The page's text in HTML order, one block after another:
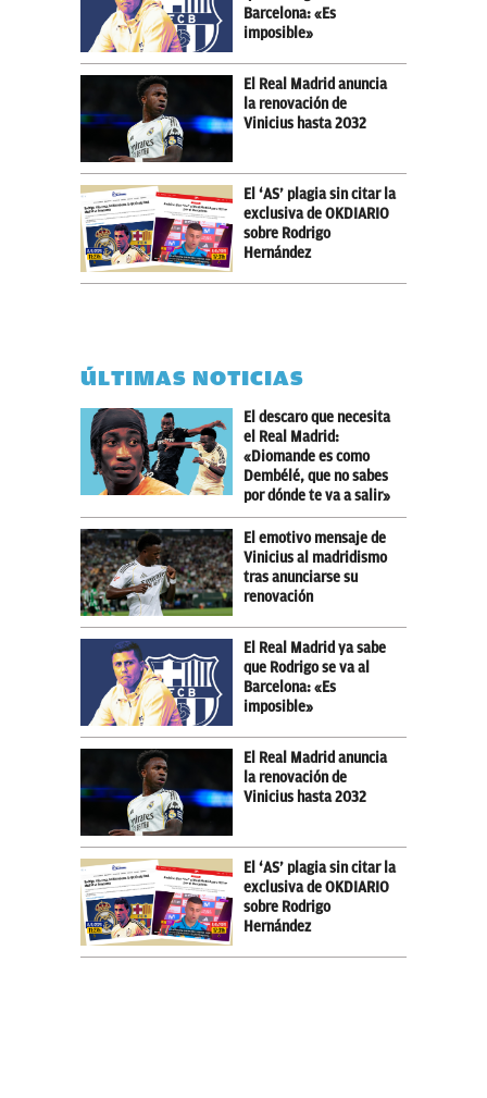
Barcelona: «Es
imposible»
El Real Madrid anuncia
la renovación de
Vinicius hasta 2032
El ‘AS’ plagia sin citar la
exclusiva de OKDIARIO
sobre Rodrigo
Hernández
ÚLTIMAS NOTICIAS
El descaro que necesita
el Real Madrid:
«Diomande es como
Dembélé, que no sabes
por dónde te va a salir»
El emotivo mensaje de
Vinicius al madridismo
tras anunciarse su
renovación
El Real Madrid ya sabe
que Rodrigo se va al
Barcelona: «Es
imposible»
El Real Madrid anuncia
la renovación de
Vinicius hasta 2032
El ‘AS’ plagia sin citar la
exclusiva de OKDIARIO
sobre Rodrigo
Hernández